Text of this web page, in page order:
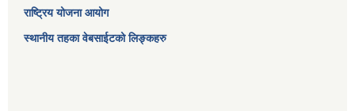
राष्ट्रिय योजना आयोग
स्थानीय तहका वेबसाईटको लिङ्कहरु